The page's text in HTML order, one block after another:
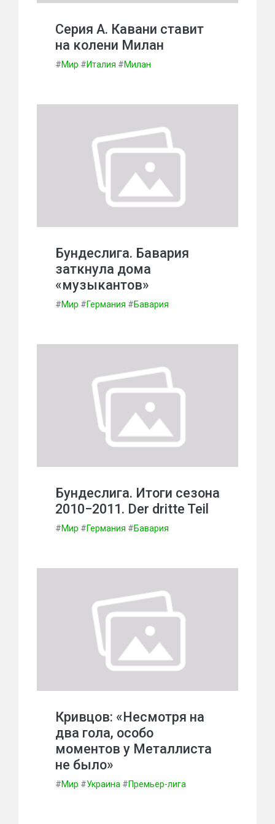
Серия А. Кавани ставит
на колени Милан
#Мир #Италия #Милан
Бундеслига. Бавария
заткнула дома
«музыкантов»
#Мир #Германия #Бавария
Бундеслига. Итоги сезона
2010−2011. Der dritte Teil
#Мир #Германия #Бавария
Кривцов: «Несмотря на
два гола, особо
моментов у Металлиста
не было»
#Мир #Украина #Премьер-лига